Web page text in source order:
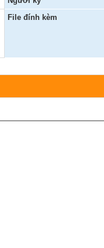
File đính kèm